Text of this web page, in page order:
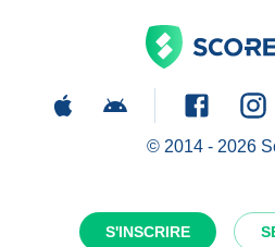
S'INSCRIRE
© 2014 - 2026